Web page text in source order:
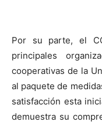
Por su parte, el
principales
cooperativas de la
al paquete de
satisfacción esta
demuestra su